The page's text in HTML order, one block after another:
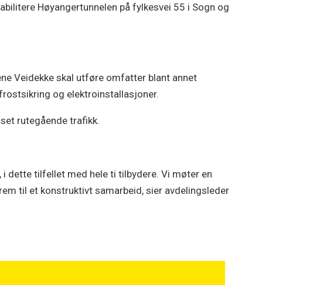
Høyangertunnelen på fylkesvei 55 i Sogn og
Veidekke skal utføre omfatter blant annet
og elektroinstallasjoner.
rutegående trafikk.
dette tilfellet med hele ti tilbydere. Vi møter en
til et konstruktivt samarbeid, sier avdelingsleder